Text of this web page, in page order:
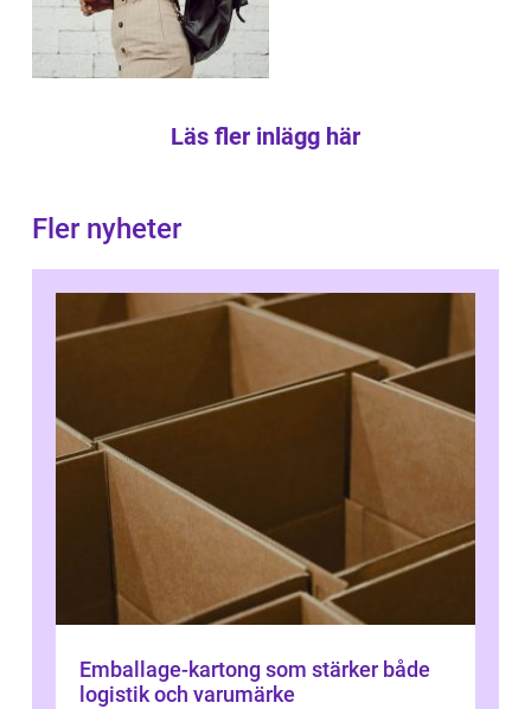
Läs fler inlägg här
Fler nyheter
Emballage-kartong som stärker både
logistik och varumärke